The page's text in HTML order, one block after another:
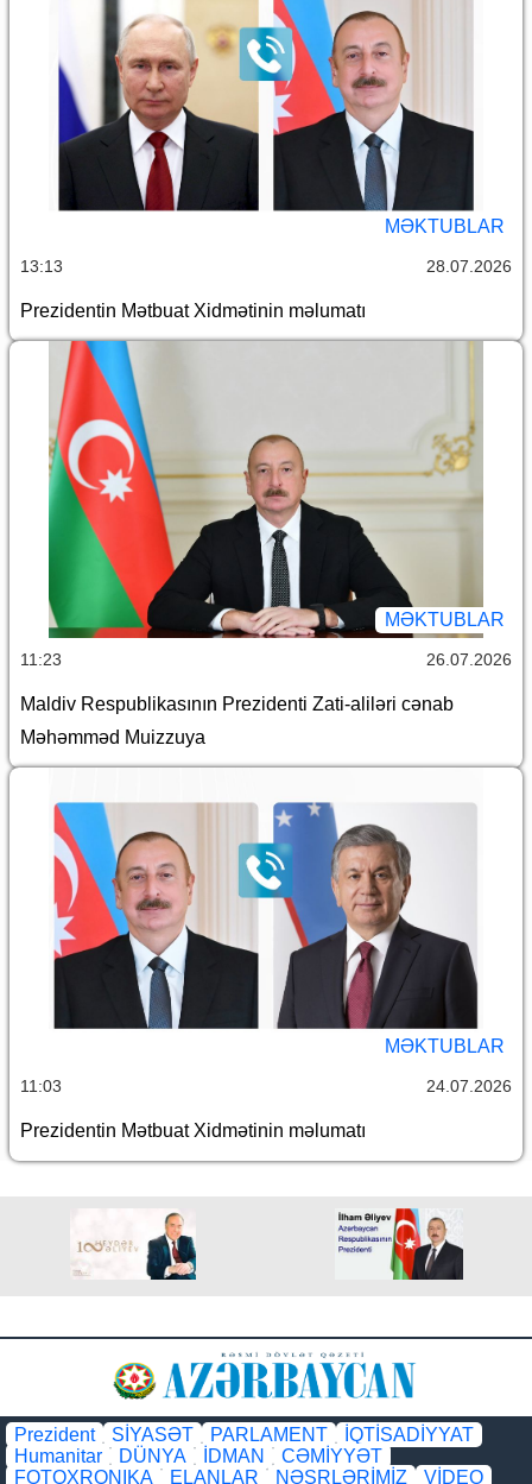
MƏKTUBLAR
13:13 28.07.2026
Prezidentin Mətbuat Xidmətinin məlumatı
MƏKTUBLAR
11:23 26.07.2026
Maldiv Respublikasının Prezidenti Zati-aliləri cənab
Məhəmməd Muizzuya
MƏKTUBLAR
11:03 24.07.2026
Prezidentin Mətbuat Xidmətinin məlumatı
Prezident SİYASƏT PARLAMENT
İQTİSADİYYAT
Humanitar
DÜNYA İDMAN
CƏMİYYƏT
FOTOXRONIKA
ELANLAR NƏŞRLƏRİMİZ VİDEO